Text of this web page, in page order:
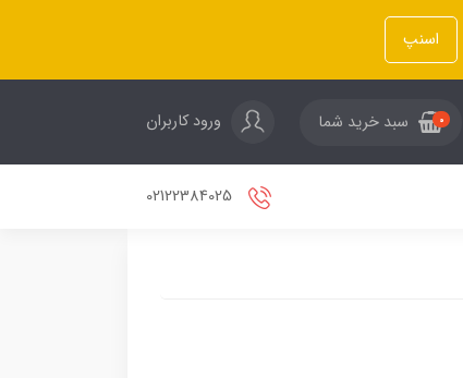
اسنپ
0 سبد خرید شما ورود کاربران